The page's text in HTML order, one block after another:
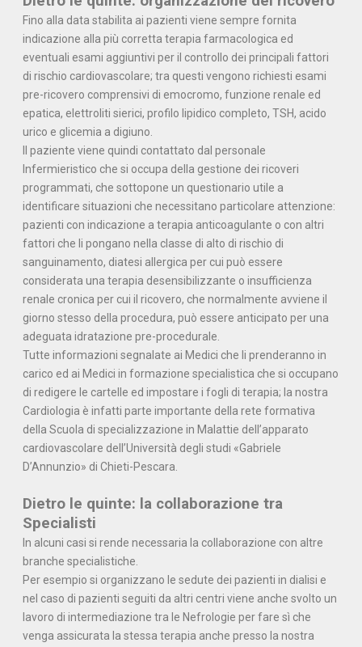
Fino alla data stabilita ai pazienti viene sempre fornita
indicazione alla più corretta terapia farmacologica ed
eventuali esami aggiuntivi per il controllo dei principali fattori
di rischio cardiovascolare; tra questi vengono richiesti esami
pre-ricovero comprensivi di emocromo, funzione renale ed
epatica, elettroliti sierici, profilo lipidico completo, TSH, acido
urico e glicemia a digiuno.
Il paziente viene quindi contattato dal personale
Infermieristico che si occupa della gestione dei ricoveri
programmati, che sottopone un questionario utile a
identificare situazioni che necessitano particolare attenzione:
pazienti con indicazione a terapia anticoagulante o con altri
fattori che li pongano nella classe di alto di rischio di
sanguinamento, diatesi allergica per cui può essere
considerata una terapia desensibilizzante o insufficienza
renale cronica per cui il ricovero, che normalmente avviene il
giorno stesso della procedura, può essere anticipato per una
adeguata idratazione pre-procedurale.
Tutte informazioni segnalate ai Medici che li prenderanno in
carico ed ai Medici in formazione specialistica che si occupano
di redigere le cartelle ed impostare i fogli di terapia; la nostra
Cardiologia è infatti parte importante della rete formativa
della Scuola di specializzazione in Malattie dell’apparato
cardiovascolare dell’Università degli studi «Gabriele
D’Annunzio» di Chieti-Pescara.
Dietro le quinte: la collaborazione tra
Specialisti
In alcuni casi si rende necessaria la collaborazione con altre
branche specialistiche.
Per esempio si organizzano le sedute dei pazienti in dialisi e
nel caso di pazienti seguiti da altri centri viene anche svolto un
lavoro di intermediazione tra le Nefrologie per fare sì che
venga assicurata la stessa terapia anche presso la nostra